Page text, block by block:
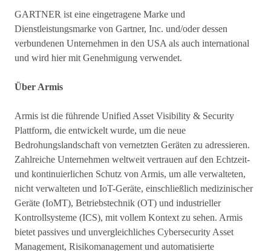
GARTNER ist eine eingetragene Marke und
Dienstleistungsmarke von Gartner, Inc. und/oder dessen
verbundenen Unternehmen in den USA als auch international
und wird hier mit Genehmigung verwendet.
Über Armis
Armis ist die führende Unified Asset Visibility & Security
Plattform, die entwickelt wurde, um die neue
Bedrohungslandschaft von vernetzten Geräten zu adressieren.
Zahlreiche Unternehmen weltweit vertrauen auf den Echtzeit-
und kontinuierlichen Schutz von Armis, um alle verwalteten,
nicht verwalteten und IoT-Geräte, einschließlich medizinischer
Geräte (IoMT), Betriebstechnik (OT) und industrieller
Kontrollsysteme (ICS), mit vollem Kontext zu sehen. Armis
bietet passives und unvergleichliches Cybersecurity Asset
Management, Risikomanagement und automatisierte